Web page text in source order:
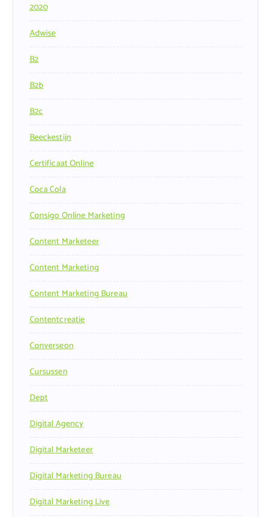
2020
Adwise
B2
B2b
B2c
Beeckestijn
Certificaat Online
Coca Cola
Consigo Online Marketing
Content Marketeer
Content Marketing
Content Marketing Bureau
Contentcreatie
Converseon
Cursussen
Dept
Digital Agency
Digital Marketeer
Digital Marketing Bureau
Digital Marketing Live